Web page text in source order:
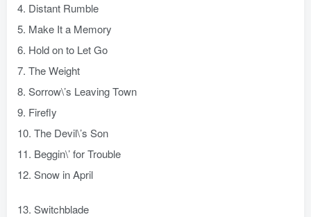
4. Distant Rumble
5. Make It a Memory
6. Hold on to Let Go
7. The Weight
8. Sorrow\’s Leaving Town
9. Firefly
10. The Devil\’s Son
11. Beggin\’ for Trouble
12. Snow in April
13. Switchblade